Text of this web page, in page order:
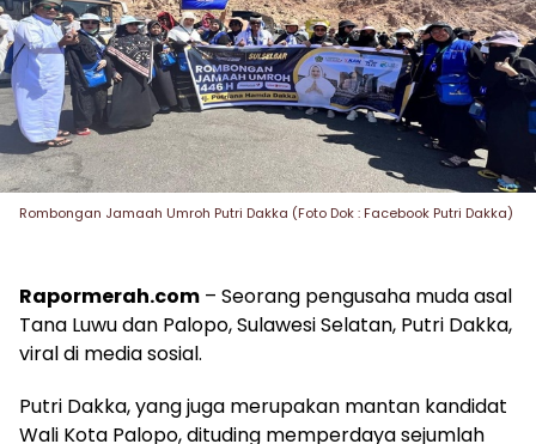
Rombongan Jamaah Umroh Putri Dakka (Foto Dok : Facebook Putri Dakka)
Rapormerah.com – Seorang pengusaha muda asal
Tana Luwu dan Palopo, Sulawesi Selatan, Putri Dakka,
viral di media sosial.
Putri Dakka, yang juga merupakan mantan kandidat
Wali Kota Palopo, dituding memperdaya sejumlah